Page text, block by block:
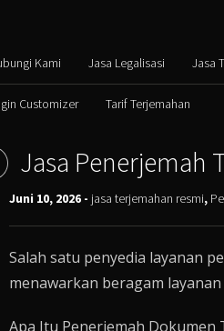
Kami Jasa Legalisasi Jasa
Customizer Tarif Terjemahan
Jasa Penerjemah
Juni 10, 2026 - jasa terjemahan resmi,
Salah satu penyedia layanan
menawarkan beragam
Apa Itu Penerjemah Dokumen